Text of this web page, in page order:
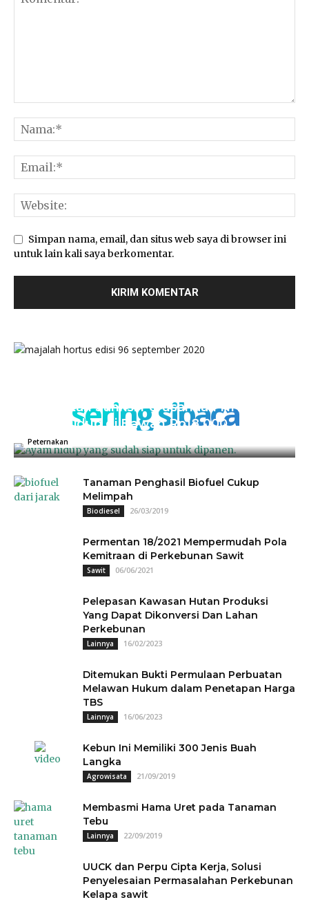
Simpan nama, email, dan situs web saya di browser ini
untuk lain kali saya berkomentar.
sering sibaca
Kementan Sanksi Perusahaan NH, Jual
Ayam Hidup di Bawah Rp18.000
Peternakan
Tanaman Penghasil Biofuel Cukup
Melimpah
Biodiesel 26/03/2019
Permentan 18/2021 Mempermudah Pola
Kemitraan di Perkebunan Sawit
Sawit 06/06/2021
Pelepasan Kawasan Hutan Produksi
Yang Dapat Dikonversi Dan Lahan
Perkebunan
Lainnya 16/02/2023
Ditemukan Bukti Permulaan Perbuatan
Melawan Hukum dalam Penetapan Harga
TBS
Lainnya 16/06/2023
Kebun Ini Memiliki 300 Jenis Buah
Langka
Agrowisata 21/09/2019
Membasmi Hama Uret pada Tanaman
Tebu
Lainnya 22/09/2019
UUCK dan Perpu Cipta Kerja, Solusi
Penyelesaian Permasalahan Perkebunan
Kelapa sawit